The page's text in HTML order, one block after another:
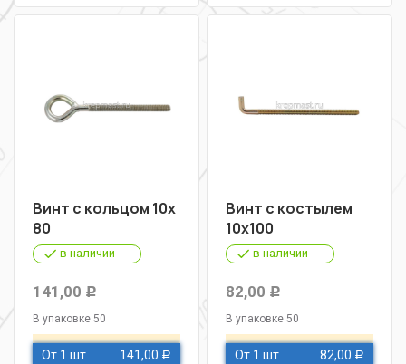
Винт с кольцом 10х
80
в наличии
141,00 Р
В упаковке 50
От 1 шт 141,00 Р
Винт с костылем
10х100
в наличии
82,00 Р
В упаковке 50
От 1 шт 82,00 Р